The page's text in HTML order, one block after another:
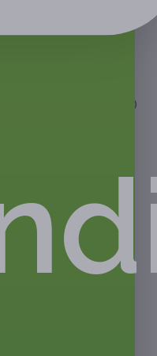
услуг:
массаж (60 минут)
массаж (60 минут)
массаж (90 минут)
(масляный
воротниковой
руб. вместо